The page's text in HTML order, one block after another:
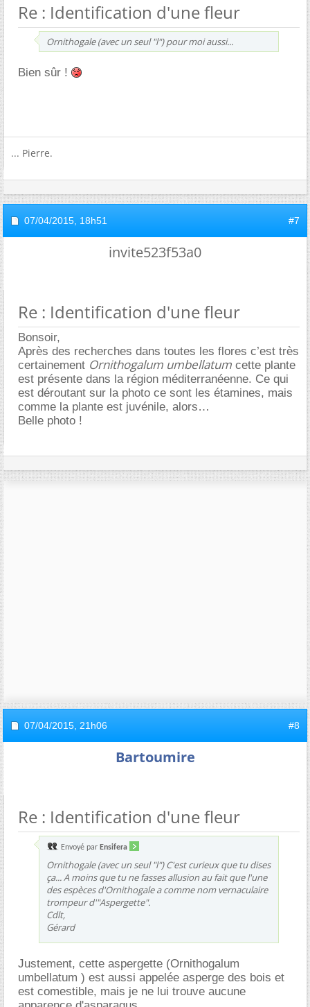
Re : Identification d'une fleur
Ornithogale (avec un seul "l") pour moi aussi...
Bien sûr !
... Pierre.
07/04/2015, 18h51 #7
invite523f53a0
Re : Identification d'une fleur
Bonsoir,
Après des recherches dans toutes les flores c’est très
certainement Ornithogalum umbellatum cette plante
est présente dans la région méditerranéenne. Ce qui
est déroutant sur la photo ce sont les étamines, mais
comme la plante est juvénile, alors
Belle photo !
07/04/2015, 21h06 #8
Bartoumire
Re : Identification d'une fleur
Envoyé par Ensifera
Ornithogale (avec un seul "l") C'est curieux que tu dises
ça... A moins que tu ne fasses allusion au fait que l'une
des espèces d'Ornithogale a comme nom vernaculaire
trompeur d'"Aspergette".
Cdlt,
Gérard
Justement, cette aspergette (Ornithogalum
umbellatum ) est aussi appelée asperge des bois et
est comestible, mais je ne lui trouve aucune